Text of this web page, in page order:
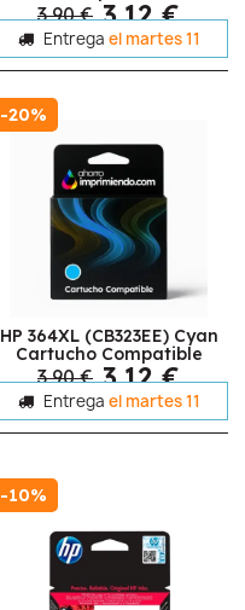
3,90 € 3,12 €
Entrega el martes 11
-20%
HP 364XL (CB323EE) Cyan
Cartucho Compatible
3,90 € 3,12 €
Entrega el martes 11
-10%